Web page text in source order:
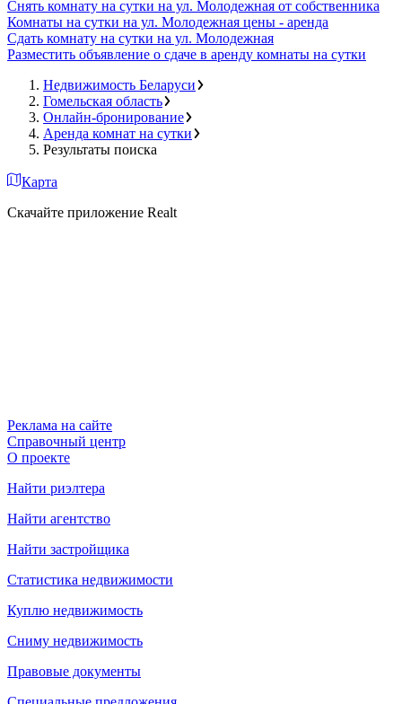
Снять комнату на сутки на ул. Молодежная от собственника
Комнаты на сутки на ул. Молодежная цены - аренда
Сдать комнату на сутки на ул. Молодежная
Разместить объявление о сдаче в аренду комнаты на сутки
Недвижимость Беларуси
Гомельская область
Онлайн-бронирование
Аренда комнат на сутки
Результаты поиска
Карта
Скачайте приложение Realt
Реклама на сайте
Справочный центр
О проекте
Найти риэлтера
Найти агентство
Найти застройщика
Статистика недвижимости
Куплю недвижимость
Сниму недвижимость
Правовые документы